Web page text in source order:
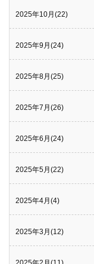
2025年10月(22)
2025年9月(24)
2025年8月(25)
2025年7月(26)
2025年6月(24)
2025年5月(22)
2025年4月(4)
2025年3月(12)